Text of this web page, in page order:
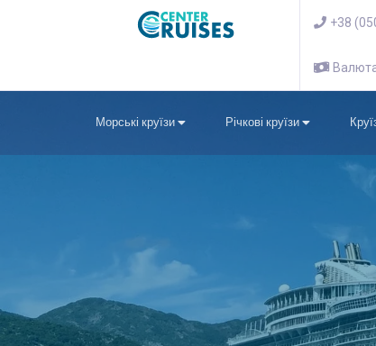
+38
Морські круїзи Річкові круїзи